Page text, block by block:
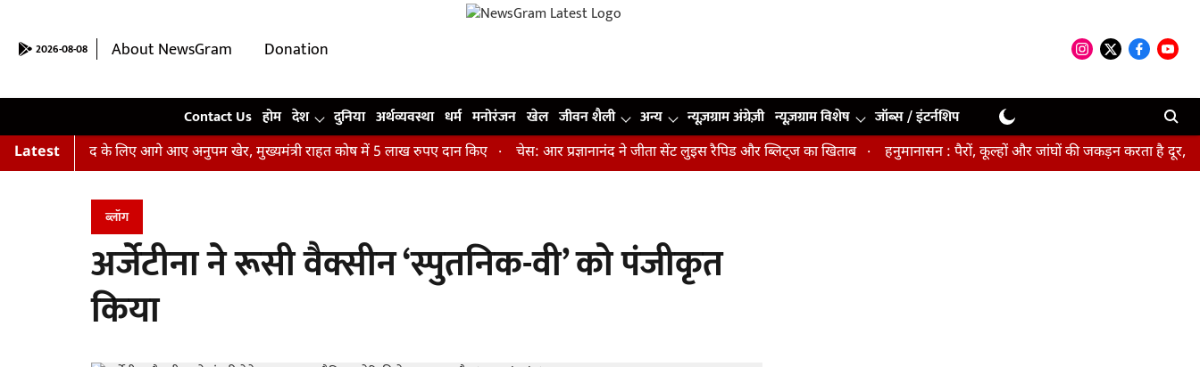
2026-08-08 About NewsGram
Donation
Contact Us होम देश दुनिया अर्थव्यवस्था धर्म मनोरंजन खेल जीवन शैली अन्य न्यूज़ग्राम अंग्रेज़ी न्यूज़ग्राम विशेष जॉब्स / इंटर्नशिप
Latest
की मदद के लिए आगे आए अनुपम खेर, मुख्यमंत्री राहत कोष में 5 लाख रुपए दान किए चेस: आर प्रज्ञानानंद ने जीता सेंट लुइस रैपिड और ब्लिट्ज का खिताब हनुमानासन : पैरों, कूल्हों और जांघों की जकड़न करता है दूर,
ब्लॉग
अर्जेटीना ने रूसी वैक्सीन ‘स्पुतनिक-वी’ को पंजीकृत
किया